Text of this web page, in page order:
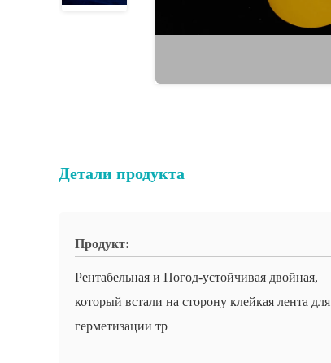
Детали продукта
Продукт:
Рентабельная и Погод-устойчивая двойная,
который встали на сторону клейкая лента для
герметизации тр